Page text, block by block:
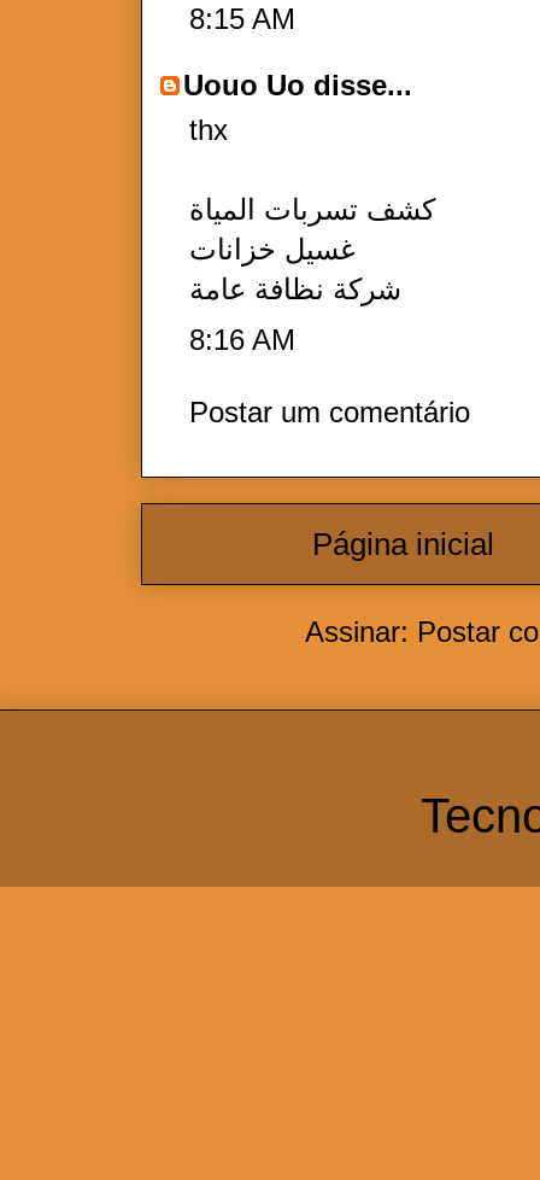
8:15 AM
Uouo Uo disse...
thx
كشف تسربات المياة
غسيل خزانات
شركة نظافة عامة
8:16 AM
Postar um comentário
Página inicial
Assinar: Postar